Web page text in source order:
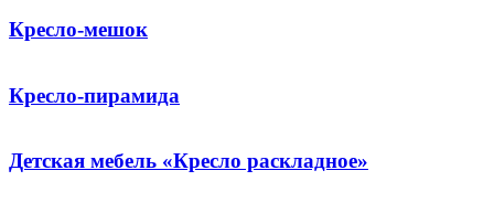
Кресло-мешок
Кресло-пирамида
Детская мебель «Кресло раскладное»